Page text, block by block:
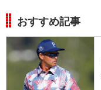
おすすめ記事